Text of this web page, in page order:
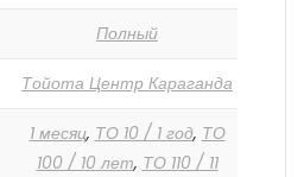
Полный
Тойота Центр Караганда
1 месяц, ТО 10 / 1 год, ТО
100 / 10 лет, ТО 110 / 11